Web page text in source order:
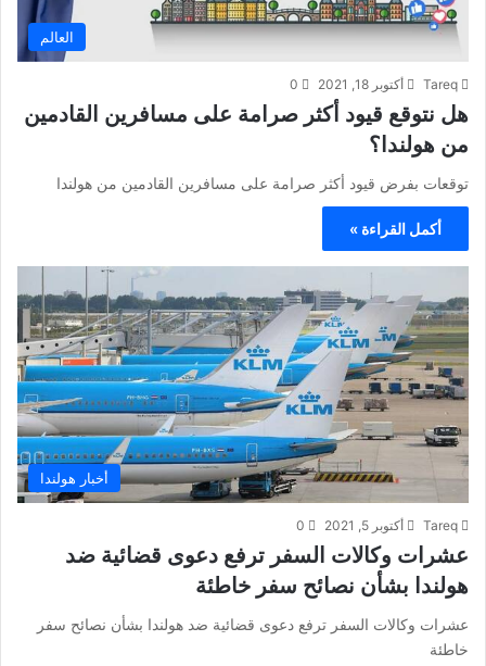
العالم
Tareq أكتوبر 18, 2021 0
هل نتوقع قيود أكثر صرامة على مسافرين القادمين
من هولندا؟
توقعات بفرض قيود أكثر صرامة على مسافرين القادمين من هولندا
أكمل القراءة »
أخبار هولندا
Tareq أكتوبر 5, 2021 0
عشرات وكالات السفر ترفع دعوى قضائية ضد
هولندا بشأن نصائح سفر خاطئة
عشرات وكالات السفر ترفع دعوى قضائية ضد هولندا بشأن نصائح سفر
خاطئة